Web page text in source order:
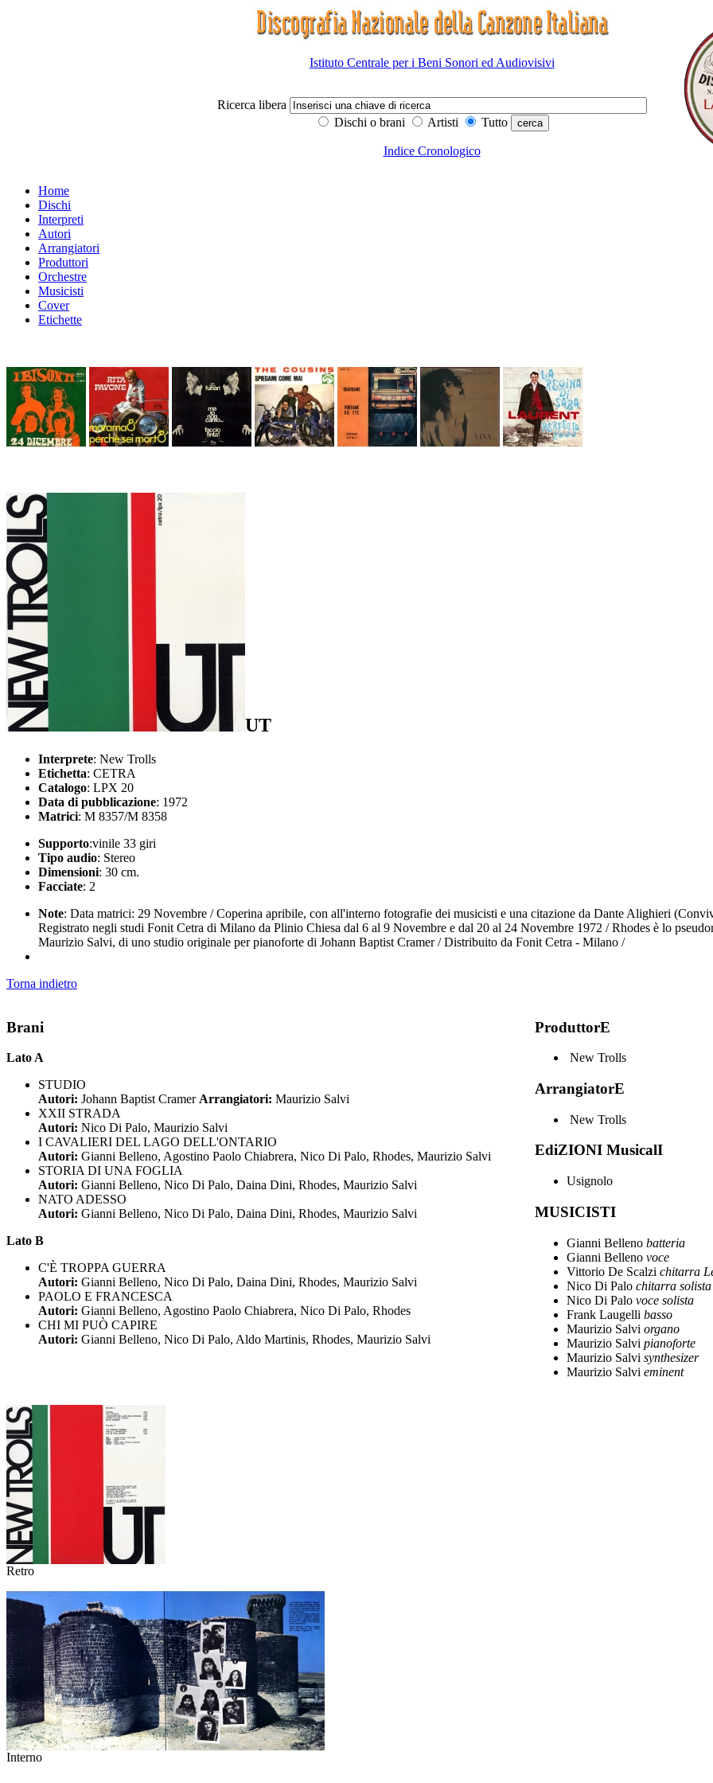
Istituto Centrale per i Beni Sonori ed Audiovisivi
Ricerca libera
Dischi o brani
Artisti Tutto
Indice Cronologico
Home
Dischi
Interpreti
Autori
Arrangiatori
Produttori
Orchestre
Musicisti
Cover
Etichette
UT
Interprete: New Trolls
Etichetta: CETRA
Catalogo: LPX 20
Data di pubblicazione: 1972
Matrici: M 8357/M 8358
Supporto:vinile 33 giri
Tipo audio: Stereo
Dimensioni: 30 cm.
Facciate: 2
Note: Data matrici: 29 Novembre / Coperina apribile, con all'interno fotografie dei musicisti e una citazione da Dante Alighieri
Registrato negli studi Fonit Cetra di Milano da Plinio Chiesa dal 6 al 9 Novembre e dal 20 al 24 Novembre 1972 / Rhodes è lo
Maurizio Salvi, di uno studio originale per pianoforte di Johann Baptist Cramer / Distribuito da Fonit Cetra - Milano /
Torna indietro
Brani
Lato A
STUDIO
Autori: Johann Baptist Cramer Arrangiatori: Maurizio Salvi
XXII STRADA
Autori: Nico Di Palo, Maurizio Salvi
I CAVALIERI DEL LAGO DELL'ONTARIO
Autori: Gianni Belleno, Agostino Paolo Chiabrera, Nico Di Palo, Rhodes, Maurizio Salvi
STORIA DI UNA FOGLIA
Autori: Gianni Belleno, Nico Di Palo, Daina Dini, Rhodes, Maurizio Salvi
NATO ADESSO
Autori: Gianni Belleno, Nico Di Palo, Daina Dini, Rhodes, Maurizio Salvi
Lato B
C'È TROPPA GUERRA
Autori: Gianni Belleno, Nico Di Palo, Daina Dini, Rhodes, Maurizio Salvi
PAOLO E FRANCESCA
Autori: Gianni Belleno, Agostino Paolo Chiabrera, Nico Di Palo, Rhodes
CHI MI PUÒ CAPIRE
Autori: Gianni Belleno, Nico Di Palo, Aldo Martinis, Rhodes, Maurizio Salvi
ProduttorE
New Trolls
ArrangiatorE
New Trolls
EdiZIONI MusicalI
Usignolo
MUSICISTI
Gianni Belleno batteria
Gianni Belleno voce
Vittorio De Scalzi chitarra
Nico Di Palo chitarra solista
Nico Di Palo voce solista
Frank Laugelli basso
Maurizio Salvi organo
Maurizio Salvi pianoforte
Maurizio Salvi synthesizer
Maurizio Salvi eminent
Retro
Interno